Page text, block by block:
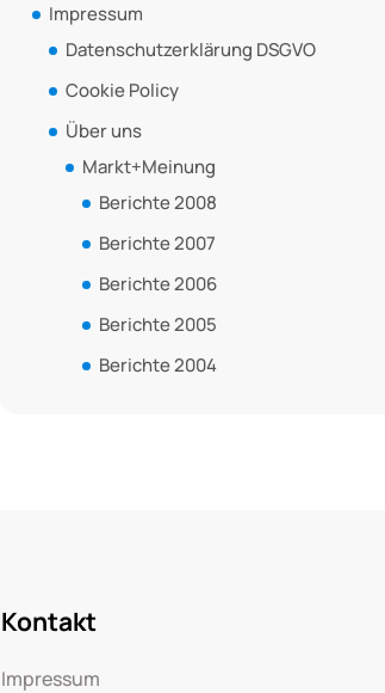
Impressum
Datenschutzerklärung DSGVO
Cookie Policy
Über uns
Markt+Meinung
Berichte 2008
Berichte 2007
Berichte 2006
Berichte 2005
Berichte 2004
Kontakt
Impressum